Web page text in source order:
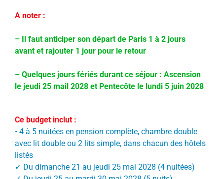
A noter :
– Il faut anticiper son départ de Paris 1 à 2 jours
avant et rajouter 1 jour pour le retour
– Quelques jours fériés durant ce séjour : Ascension
le jeudi 25 mail 2028 et Pentecôte le lundi 5 juin 2028
Ce budget inclut :
• 4 à 5 nuitées en pension complète, chambre double
avec lit double ou 2 lits simple, dans chacun des hôtels
listés
✓ Du dimanche 21 au jeudi 25 mai 2028 (4 nuitées)